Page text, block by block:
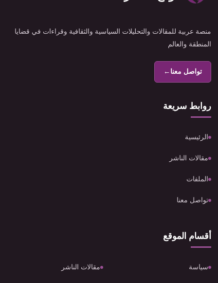
منصة عربية للمقالات والتحليلات السياسية والثقافية وقراءات في قضايا
المنطقة والعالم
تواصل معنا←
روابط سريعة
الرئيسية
مقالات الناشر
الملفات
تواصل معنا
أقسام الموقع
سياسة مقالات الناشر